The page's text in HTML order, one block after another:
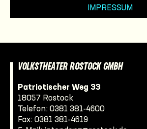
IMPRESSUM
VOLKSTHEATER ROSTOCK GMBH
Patriotischer Weg 33
18057 Rostock
Telefon: 0381 381-4600
Fax: 0381 381-4619